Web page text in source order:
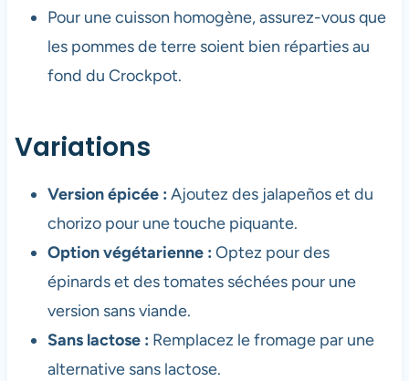
Pour une cuisson homogène, assurez-vous que
les pommes de terre soient bien réparties au
fond du Crockpot.
Variations
Version épicée : Ajoutez des jalapeños et du
chorizo pour une touche piquante.
Option végétarienne : Optez pour des
épinards et des tomates séchées pour une
version sans viande.
Sans lactose : Remplacez le fromage par une
alternative sans lactose.